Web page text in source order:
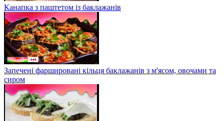
Канапка з паштетом із баклажанів
Запечені фаршировані кільця баклажанів з м'ясом, овочами та
сиром